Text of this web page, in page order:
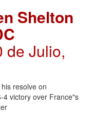
Shelton
de Julio,
resolve on
4 victory over France"s